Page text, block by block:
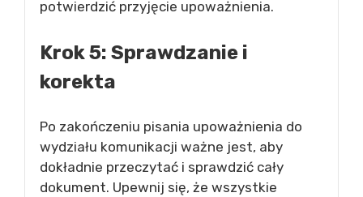
potwierdzić przyjęcie upoważnienia.
Krok 5: Sprawdzanie i
korekta
Po zakończeniu pisania upoważnienia do
wydziału komunikacji ważne jest, aby
dokładnie przeczytać i sprawdzić cały
dokument. Upewnij się, że wszystkie